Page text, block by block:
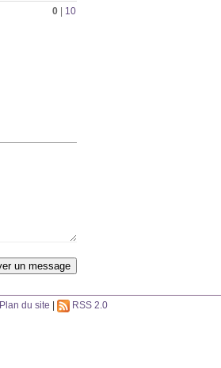
0 | 10
Plan du site RSS 2.0